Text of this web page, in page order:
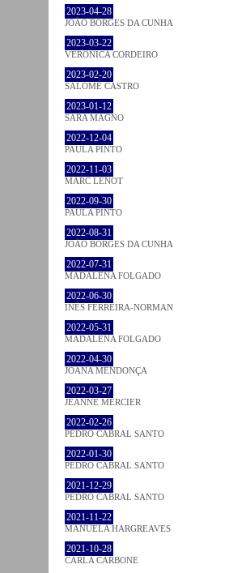
2023-04-28
JOÃO BORGES DA CUNHA
2023-03-22
VERONICA CORDEIRO
2023-02-20
SALOMÉ CASTRO
2023-01-12
SARA MAGNO
2022-12-04
PAULA PINTO
2022-11-03
MARC LENOT
2022-09-30
PAULA PINTO
2022-08-31
JOÃO BORGES DA CUNHA
2022-07-31
MADALENA FOLGADO
2022-06-30
INÊS FERREIRA-NORMAN
2022-05-31
MADALENA FOLGADO
2022-04-30
JOANA MENDONÇA
2022-03-27
JEANNE MERCIER
2022-02-26
PEDRO CABRAL SANTO
2022-01-30
PEDRO CABRAL SANTO
2021-12-29
PEDRO CABRAL SANTO
2021-11-22
MANUELA HARGREAVES
2021-10-28
CARLA CARBONE